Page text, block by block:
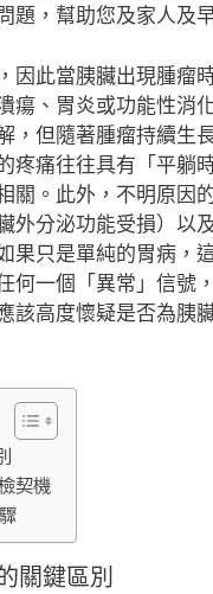
，幫助您及家人及
因此當胰臟出現腫瘤
瘍、胃炎或功能性消
，但隨著腫瘤持續生
疼痛往往具有「平躺
關。此外，不明原因
外分泌功能受損）以
果只是單純的胃病，
何一個「異常」信號
該高度懷疑是否為胰
契機
關鍵區別